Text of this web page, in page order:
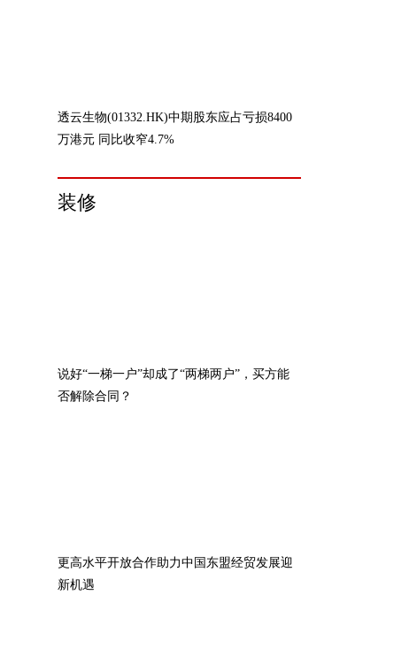
透云生物(01332.HK)中期股东应占亏损8400
万港元 同比收窄4.7%
装修
说好“一梯一户”却成了“两梯两户”，买方能
否解除合同？
更高水平开放合作助力中国东盟经贸发展迎
新机遇